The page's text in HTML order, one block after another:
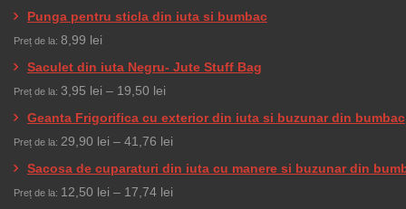
Punga pentru sticla din iuta si bumbac
Preț de la: 8,99 lei
Saculet din iuta Negru- Jute Stuff Bag
Preț de la: 3,95 lei – 19,50 lei
de
prețuri:
Geanta Frigorifica cu exterior din iuta si buzunar din bumbac
Preț de la: 29,90 lei – 41,76 lei
de
Sacosa de cuparaturi din iuta cu manere si buzunar din
Preț de la: 12,50 lei – 17,74 lei